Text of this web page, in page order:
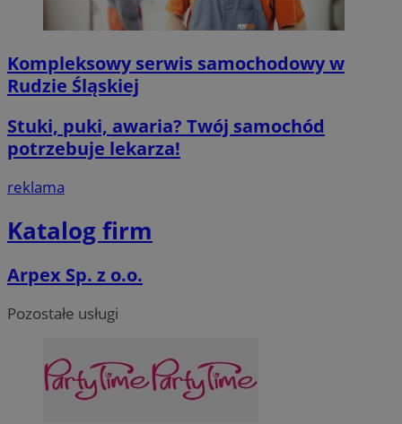
Kompleksowy serwis samochodowy w
Rudzie Śląskiej
Stuki, puki, awaria? Twój samochód
potrzebuje lekarza!
reklama
Katalog firm
Arpex Sp. z o.o.
Pozostałe usługi